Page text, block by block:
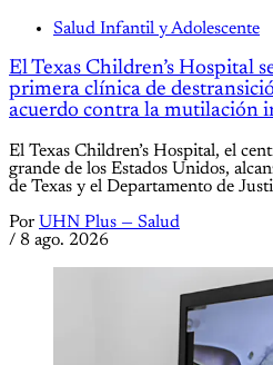
Salud Infantil y Adolescente
El Texas Children’s Hospital
primera clínica de
acuerdo contra la mutilación
El Texas Children’s Hospital, el
grande de los Estados Unidos,
de Texas y el Departamento de
Por UHN Plus — Salud
/ 8 ago. 2026